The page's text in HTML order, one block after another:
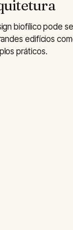
biofílico pode
edifícios
práticos.